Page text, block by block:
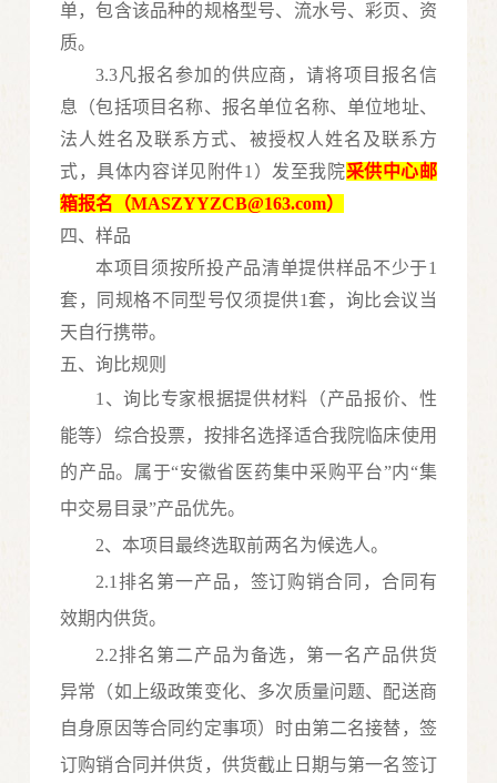
单，包含该品种的规格型号、流水号、彩页、资
质。
3.3凡报名参加的供应商，请将项目报名信
息（包括项目名称、报名单位名称、单位地址、
法人姓名及联系方式、被授权人姓名及联系方
式 ，具体内容详见附件1）发至我院采供中心邮
箱报名（MASZYYZCB@163.com）
四、样品
本项目须按所投产品清单提供样品不少于1
套，同规格不同型号仅须提供1套，询比会议当
天自行携带。
五、询比规则
1、询比专家根据提供材料（产品报价、性
能等）综合投票，按排名选择适合我院临床使用
的产品。属于“安徽省医药集中采购平台”内“集
中交易目录”产品优先。
2、本项目最终选取前两名为候选人。
2.1排名第一产品，签订购销合同，合同有
效期内供货。
2.2排名第二产品为备选，第一名产品供货
异常（如上级政策变化、多次质量问题、配送商
自身原因等合同约定事项）时由第二名接替，签
订购销合同并供货，供货截止日期与第一名签订